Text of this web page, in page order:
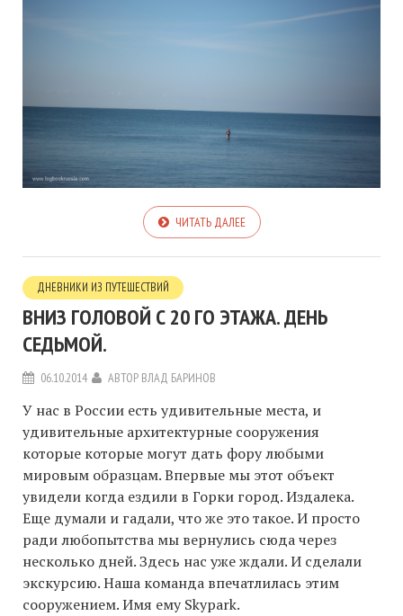
ЧИТАТЬ ДАЛЕЕ
ДНЕВНИКИ ИЗ ПУТЕШЕСТВИЙ
ВНИЗ ГОЛОВОЙ С 20 ГО ЭТАЖА. ДЕНЬ
СЕДЬМОЙ.
06.10.2014 АВТОР ВЛАД БАРИНОВ
У нас в России есть удивительные места, и
удивительные архитектурные сооружения
которые которые могут дать фору любыми
мировым образцам. Впервые мы этот объект
увидели когда ездили в Горки город. Издалека.
Еще думали и гадали, что же это такое. И просто
ради любопытства мы вернулись сюда через
несколько дней. Здесь нас уже ждали. И сделали
экскурсию. Наша команда впечатлилась этим
сооружением. Имя ему Skypark.